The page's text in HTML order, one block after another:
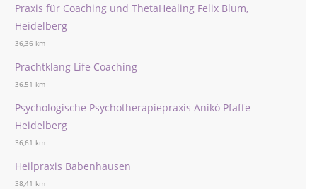
Praxis für Coaching und ThetaHealing Felix Blum,
Heidelberg
36,36 km
Prachtklang Life Coaching
36,51 km
Psychologische Psychotherapiepraxis Anikó Pfaffe
Heidelberg
36,61 km
Heilpraxis Babenhausen
38,41 km